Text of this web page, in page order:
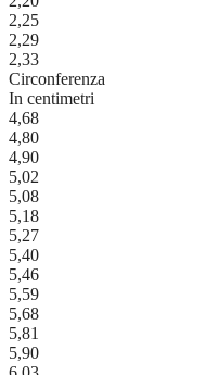
2,25
2,29
2,33
Circonferenza
In centimetri
4,68
4,80
4,90
5,02
5,08
5,18
5,27
5,40
5,46
5,59
5,68
5,81
5,90